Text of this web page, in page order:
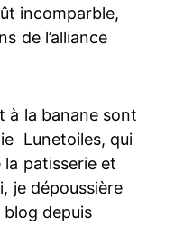
incomparble,
de l’alliance
à la banane sont
Lunetoiles, qui
patisserie et
je dépoussière
depuis